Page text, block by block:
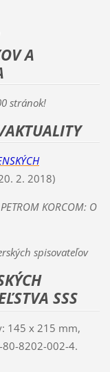
A
stránok!
AKTUALITY
2. 2018)
KORCOM: O
spisovateľov
SSS
145 x 215 mm,
80-8202-002-4.